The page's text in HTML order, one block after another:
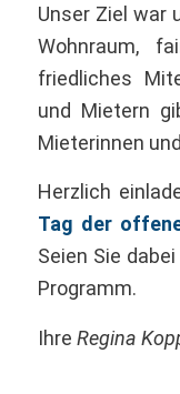
Unser Ziel war
Wohnraum,
friedliches
und Mietern
Mieterinnen
Herzlich
Tag der
Seien Sie
Programm.
Ihre Regina